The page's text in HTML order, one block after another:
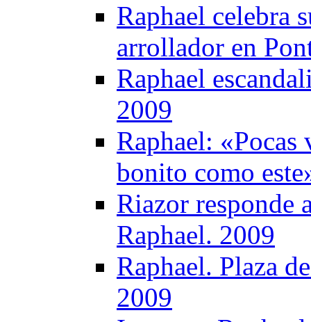
Raphael celebra
arrollador en
Raphael
2009
Raphael: «Pocas
bonito como
Riazor responde
Raphael. 2009
Raphael. Plaza
2009